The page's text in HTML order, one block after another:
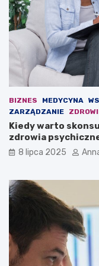
s
k
u
z
P
a
e
m
G
l
i
c
e
–
ł
y
l
i
n
a
ł
a
w
i
s
k
a
r
ż
y
c
h
3
o
s
BIZNES MEDYCYNA
ZARZĄDZANIE
Kiedy warto
zdrowia
8 lipca 2025